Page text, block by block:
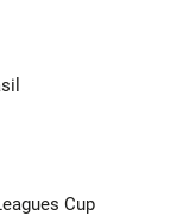
Cup